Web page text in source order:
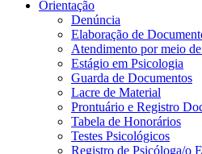
Orientação
Denúncia
Elaboração de
Atendimento por meio
Estágio em Psicologia
Guarda de Documentos
Lacre de Material
Prontuário e Registro
Tabela de Honorários
Testes Psicológicos
Registro de Psicóloga/o